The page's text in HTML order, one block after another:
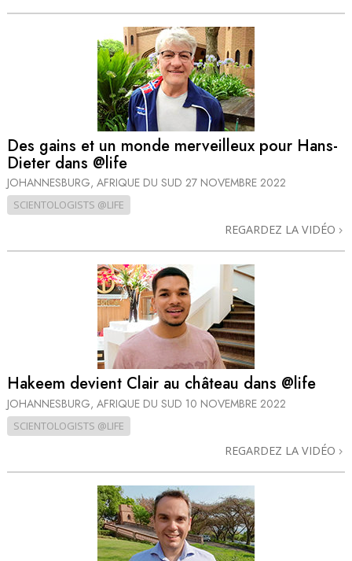
Des gains et un monde merveilleux pour Hans-
Dieter dans @life
JOHANNESBURG, AFRIQUE DU SUD 27 NOVEMBRE 2022
SCIENTOLOGISTS @LIFE
REGARDEZ LA VIDÉO
Hakeem devient Clair au château dans @life
JOHANNESBURG, AFRIQUE DU SUD 10 NOVEMBRE 2022
SCIENTOLOGISTS @LIFE
REGARDEZ LA VIDÉO